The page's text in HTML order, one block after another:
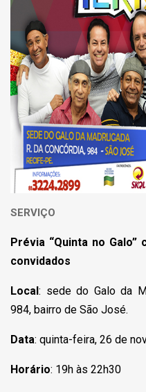
SERVIÇO
Prévia “Quinta no Galo”
convidados
Local: sede do Galo da
984, bairro de São José.
Data: quinta-feira, 26 de
Horário: 19h às 22h30